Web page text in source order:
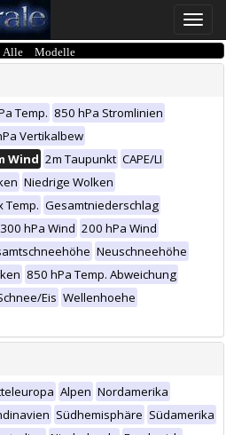
Toggle
Modelle
Temp. 850 hPa Stromlinien
Vertikalbew
Wind 2m Taupunkt CAPE/LI
Niedrige Wolken
Temp. Gesamtniederschlag
300 hPa Wind 200 hPa Wind
Neuschneehöhe
850 hPa Temp. Abweichung
Eis Wellenhoehe
Alpen Nordamerika
Südhemisphäre Südamerika